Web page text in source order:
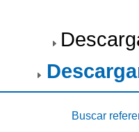
Buscar